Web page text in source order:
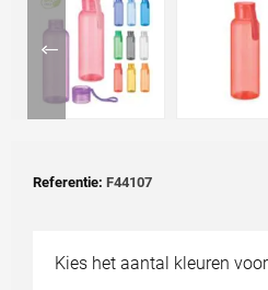
Referentie: F44107
Kies het aantal kleuren